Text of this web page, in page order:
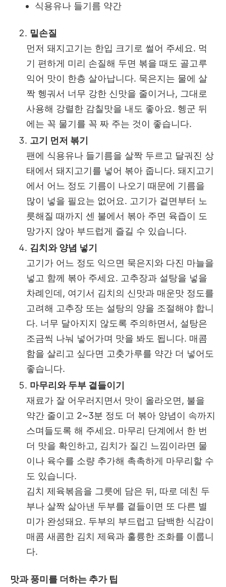
식용유나 들기름 약간
밑손질
먼저 돼지고기는 한입 크기로 썰어 주세요. 먹
기 편하게 미리 손질해 두면 볶을 때도 골고루
익어 맛이 한층 살아납니다. 묵은지는 물에 살
짝 헹궈서 너무 강한 신맛을 줄이거나, 그대로
사용해 강렬한 감칠맛을 내도 좋아요. 헹군 뒤
에는 꼭 물기를 꼭 짜 주는 것이 좋습니다.
고기 먼저 볶기
팬에 식용유나 들기름을 살짝 두르고 달궈진 상
태에서 돼지고기를 넣어 볶아 줍니다. 돼지고기
에서 어느 정도 기름이 나오기 때문에 기름을
많이 넣을 필요는 없어요. 고기가 겉면부터 노
릇해질 때까지 센 불에서 볶아 주면 육즙이 도
망가지 않아 부드럽게 즐길 수 있습니다.
김치와 양념 넣기
고기가 어느 정도 익으면 묵은지와 다진 마늘을
넣고 함께 볶아 주세요. 고추장과 설탕을 넣을
차례인데, 여기서 김치의 신맛과 매운맛 정도를
고려해 고추장 또는 설탕의 양을 조절해야 합니
다. 너무 달아지지 않도록 주의하면서, 설탕은
조금씩 나눠 넣어가며 맛을 봐도 됩니다. 매콤
함을 살리고 싶다면 고춧가루를 약간 더 넣어도
좋습니다.
마무리와 두부 곁들이기
재료가 잘 어우러지면서 맛이 올라오면, 불을
약간 줄이고 2~3분 정도 더 볶아 양념이 속까지
스며들도록 해 주세요. 마무리 단계에서 한 번
더 맛을 확인하고, 김치가 질긴 느낌이라면 물
이나 육수를 소량 추가해 촉촉하게 마무리할 수
도 있습니다.
김치 제육볶음을 그릇에 담은 뒤, 따로 데친 두
부나 살짝 삶아낸 두부를 곁들이면 또 다른 별
미가 완성돼요. 두부의 부드럽고 담백한 식감이
매콤 새콤한 김치 제육과 훌륭한 조화를 이룹니
다.
맛과 풍미를 더하는 추가 팁